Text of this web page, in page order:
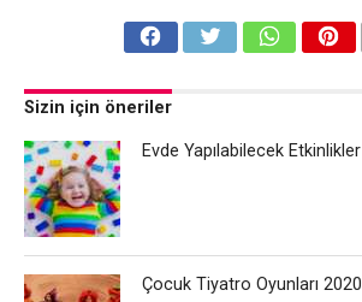
Sizin için öneriler
Evde Yapılabilecek Etkinlikler
Çocuk Tiyatro Oyunları 2020